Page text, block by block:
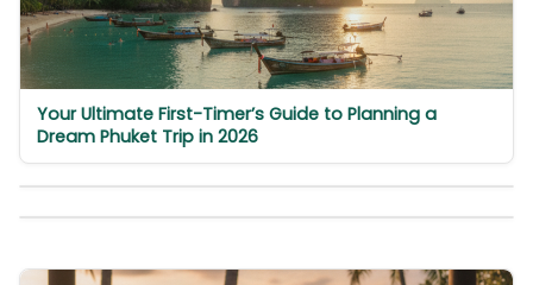
Your Ultimate First-Timer’s Guide to Planning a
Dream Phuket Trip in 2026